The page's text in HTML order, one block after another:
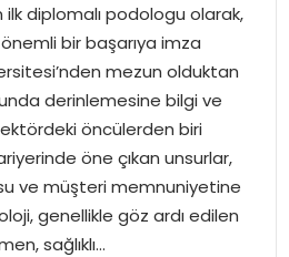
ilk diplomalı podologu olarak,
bir başarıya imza
mezun olduktan
derinlemesine bilgi ve
öncülerden biri
öne çıkan unsurlar,
ve müşteri memnuniyetine
genellikle göz ardı edilen
sağlıklı…